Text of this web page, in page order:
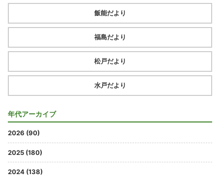
飯能だより
福島だより
松戸だより
水戸だより
年代アーカイブ
2026 (90)
2025 (180)
2024 (138)